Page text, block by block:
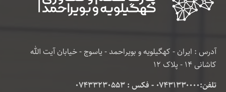
آدرس : ایران - کهگیلویه و بویراحمد - یاسوج - خیابان آیت الله
کاشانی 14 - پلاک 12
تلفن:۰۷۴۳۱۳۳۰۰۰۰ - فکس : 07433230553